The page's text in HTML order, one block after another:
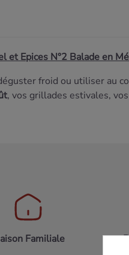
et Epices N°2 Balade en
froid ou utiliser au
, vos grillades estivales,
Familiale